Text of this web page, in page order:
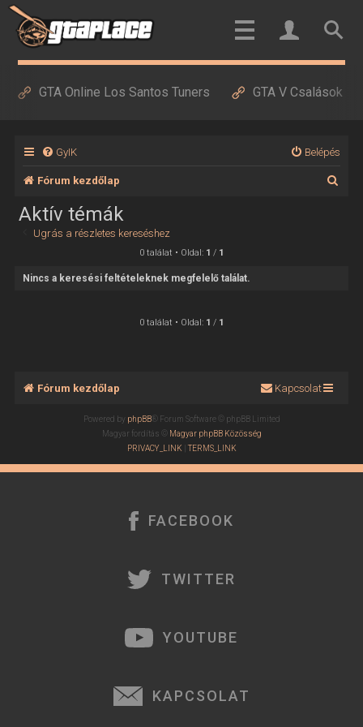
GTA Online Los Santos Tuners GTA V Csalások
GyIK Belépés
Fórum kezdőlap
Aktív témák
Ugrás a részletes kereséshez
0 találat • Oldal: 1 / 1
Nincs a keresési feltételeknek megfelelő találat.
0 találat • Oldal: 1 / 1
Fórum kezdőlap Kapcsolat
Powered by phpBB® Forum Software © phpBB Limited
Magyar fordítás ©
Magyar phpBB Közösség
PRIVACY_LINK| TERMS_LINK
FACEBOOK
TWITTER
YOUTUBE
KAPCSOLAT